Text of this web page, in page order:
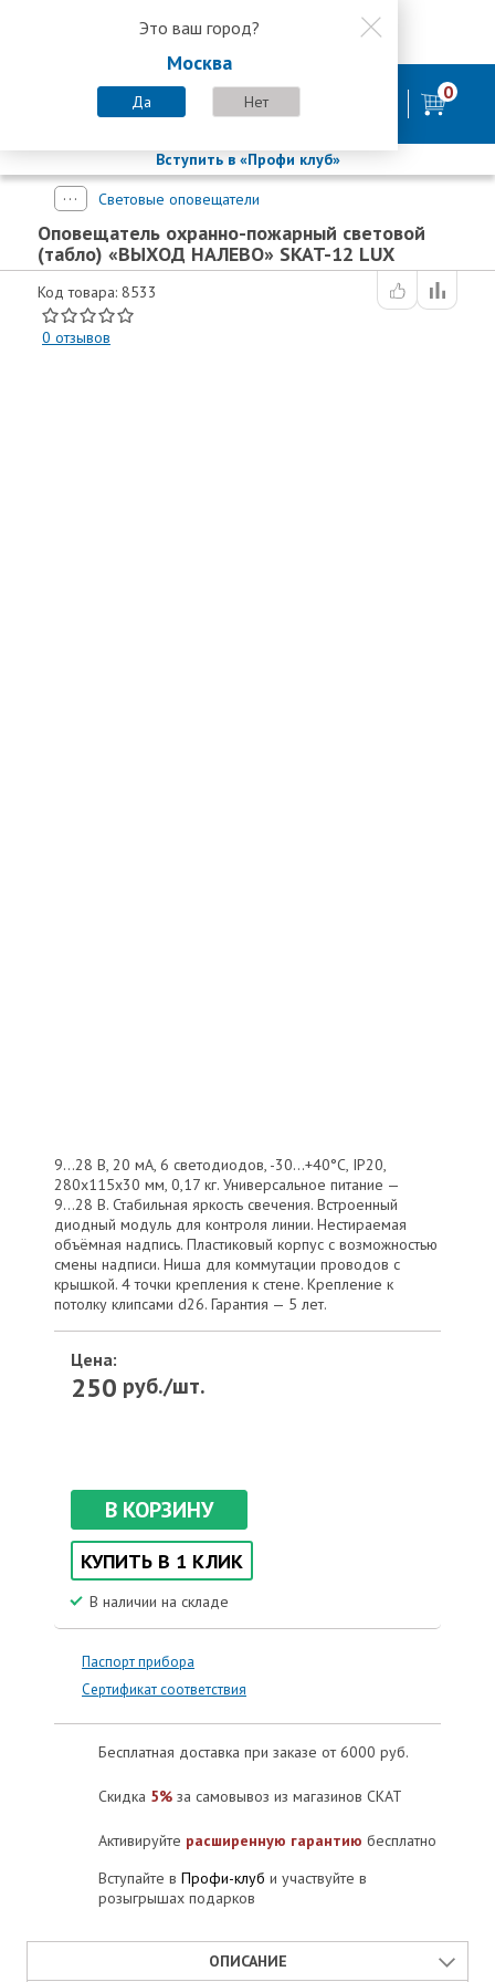
8 800 200-58-35
Это ваш город?
Москва
Да Нет
8 (800) 200-58-35
Пн-Пт с 9:00-18:00. Сб. Вс - выходной 0
Вступить в «Профи клуб»
Световые оповещатели
Оповещатель охранно-пожарный световой
(табло) «ВЫХОД НАЛЕВО» SKAT-12 LUX
Код товара: 8533
0 отзывов
9...28 В, 20 мА, 6 светодиодов, -30...+40°С, IP20,
280х115х30 мм, 0,17 кг. Универсальное питание —
9...28 В. Стабильная яркость свечения. Встроенный
диодный модуль для контроля линии. Нестираемая
объёмная надпись. Пластиковый корпус с возможностью
смены надписи. Ниша для коммутации проводов с
крышкой. 4 точки крепления к стене. Крепление к
потолку клипсами d26. Гарантия — 5 лет.
Цена:
250 руб./шт.
В КОРЗИНУ
КУПИТЬ В 1 КЛИК
В наличии на складе
Паспорт прибора
Сертификат соответствия
Бесплатная доставка при заказе от 6000 руб.
Скидка 5% за самовывоз из магазинов СКАТ
Активируйте расширенную гарантию бесплатно
Вступайте в Профи-клуб и участвуйте в
розыгрышах подарков
ОПИСАНИЕ